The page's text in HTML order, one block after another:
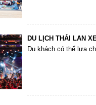
DU LỊCH THÁI LAN
Du khách có thể lựa